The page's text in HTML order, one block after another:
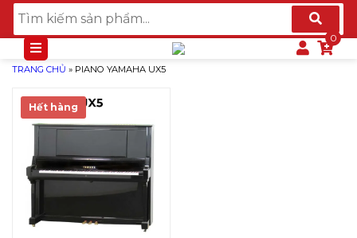
TRANG CHỦ » PIANO YAMAHA UX5
Hết hàng